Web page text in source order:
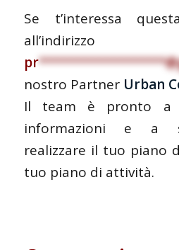
Se t’interessa
all’indirizzo
pr
nostro Partner Urban
Il team è pronto a
informazioni e a
realizzare il tuo piano
tuo piano di attività.